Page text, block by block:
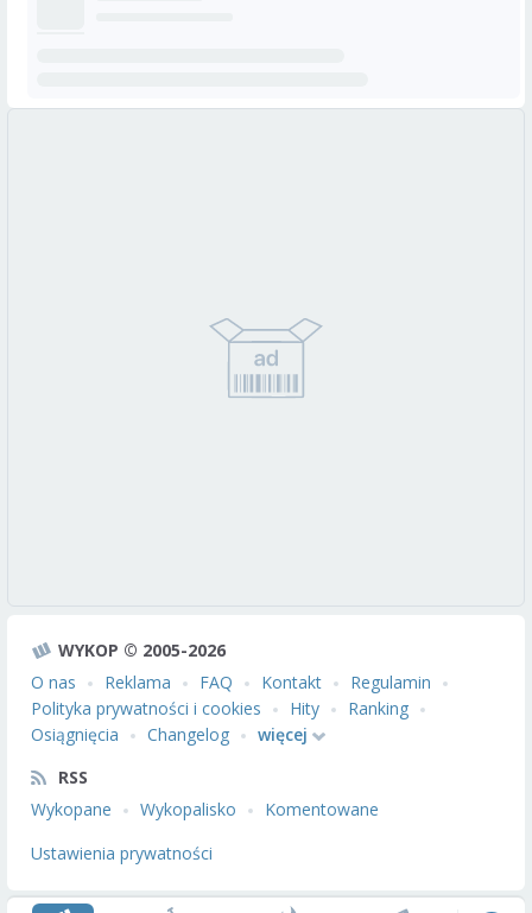
WYKOP © 2005-2026
O nas
Reklama FAQ Kontakt
Regulamin
Polityka prywatności i cookies
Hity
Ranking
Osiągnięcia
Changelog
więcej
RSS
Wykopane
Wykopalisko
Komentowane
Ustawienia prywatności